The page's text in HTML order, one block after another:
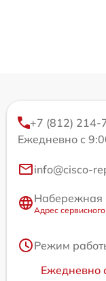
+7 (812) 214-
Ежедневно с
info@cisco-
Набережная
Адрес
Режим
Ежедневно